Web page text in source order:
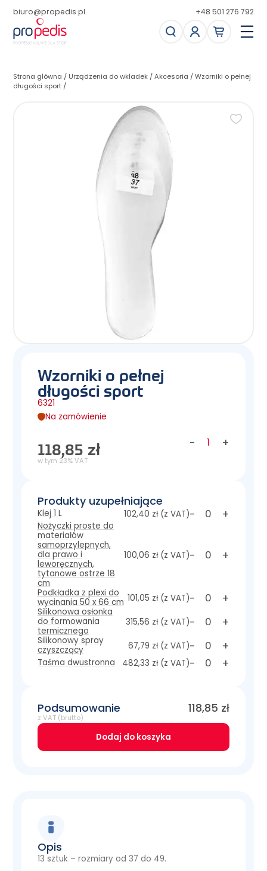
biuro@propedis.pl +48 501 276 792
Strona główna / Urządzenia do wkładek /Akcesoria /Wzorniki o pełnej
długości sport /
Wzorniki o pełnej
długości sport
6321
Na zamówienie
- +
118,85 zł
w tym 23% VAT
Produkty uzupełniające
Klej 1 L 102,40 zł (z VAT)- +
Nożyczki proste do
materiałów
samoprzylepnych,
dla prawo i
leworęcznych,
tytanowe ostrze 18
cm
100,06 zł (z VAT)- +
Podkładka z plexi do
wycinania 50 x 66 cm 101,05 zł (z VAT)- +
Silikonowa osłonka
do formowania
termicznego
315,56 zł (z VAT)- +
Silikonowy spray
czyszczący
67,79 zł (z VAT)- +
Taśma dwustronna 482,33 zł (z VAT)- +
Podsumowanie
z VAT (brutto)
118,85 zł
Dodaj do koszyka
Opis
13 sztuk – rozmiary od 37 do 49.